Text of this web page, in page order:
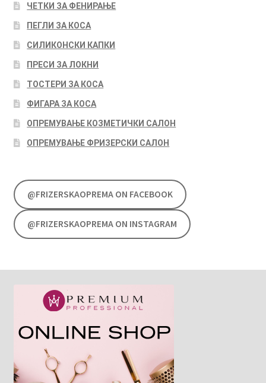
ЧЕТКИ ЗА ФЕНИРАЊЕ
ПЕГЛИ ЗА КОСА
СИЛИКОНСКИ КАПКИ
ПРЕСИ ЗА ЛОКНИ
ТОСТЕРИ ЗА КОСА
ФИГАРА ЗА КОСА
ОПРЕМУВАЊЕ КОЗМЕТИЧКИ САЛОН
ОПРЕМУВАЊЕ ФРИЗЕРСКИ САЛОН
@FRIZERSKAOPREMA ON FACEBOOK
@FRIZERSKAOPREMA ON INSTAGRAM